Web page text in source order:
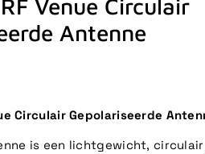
Venue Circulair
Antenne
Circulair Gepolariseerde
is een lichtgewicht,